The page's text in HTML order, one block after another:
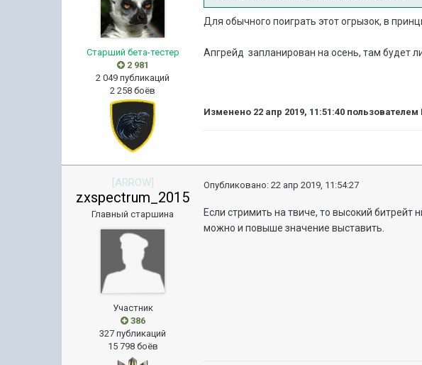
Старший бета-тестер
2 981
2 049 публикаций
2 258 боёв
Для обычного поиграть этот огрызок, в
Апгрейд запланирован на осень, там будет
Изменено 22 апр 2019, 11:51:40 пользователем
[ARROW]
zxspectrum_2015
Главный старшина
Участник
386
327 публикаций
15 798 боёв
Опубликовано:22 апр 2019, 11:54:27
Если стримить на твиче, то высокий битрейт
можно и повыше значение выставить.